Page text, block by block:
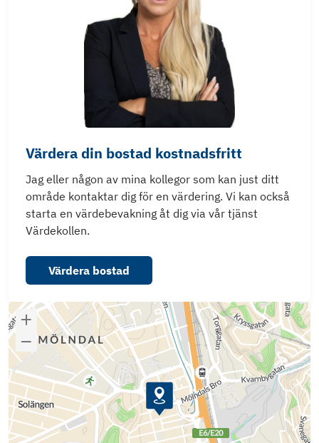
Värdera din bostad kostnadsfritt
Jag eller någon av mina kollegor som kan just ditt
område kontaktar dig för en värdering. Vi kan också
starta en värdebevakning åt dig via vår tjänst
Värdekollen.
Värdera bostad